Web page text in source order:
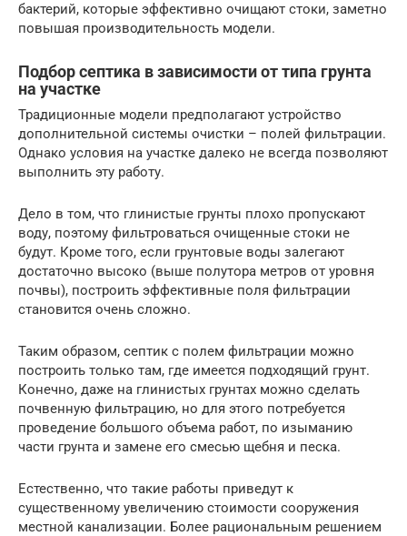
бактерий, которые эффективно очищают стоки, заметно
повышая производительность модели.
Подбор септика в зависимости от типа грунта
на участке
Традиционные модели предполагают устройство
дополнительной системы очистки – полей фильтрации.
Однако условия на участке далеко не всегда позволяют
выполнить эту работу.
Дело в том, что глинистые грунты плохо пропускают
воду, поэтому фильтроваться очищенные стоки не
будут. Кроме того, если грунтовые воды залегают
достаточно высоко (выше полутора метров от уровня
почвы), построить эффективные поля фильтрации
становится очень сложно.
Таким образом, септик с полем фильтрации можно
построить только там, где имеется подходящий грунт.
Конечно, даже на глинистых грунтах можно сделать
почвенную фильтрацию, но для этого потребуется
проведение большого объема работ, по изыманию
части грунта и замене его смесью щебня и песка.
Естественно, что такие работы приведут к
существенному увеличению стоимости сооружения
местной канализации. Более рациональным решением